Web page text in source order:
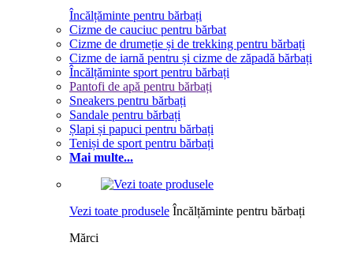
Încălțăminte pentru bărbați
Cizme de cauciuc pentru bărbat
Cizme de drumeție și de trekking pentru bărbați
Cizme de iarnă pentru și cizme de zăpadă bărbați
Încălțăminte sport pentru bărbați
Pantofi de apă pentru bărbați
Sneakers pentru bărbați
Sandale pentru bărbați
Șlapi și papuci pentru bărbați
Teniși de sport pentru bărbați
Mai multe...
Vezi toate produsele Încălțăminte pentru bărbați
Mărci